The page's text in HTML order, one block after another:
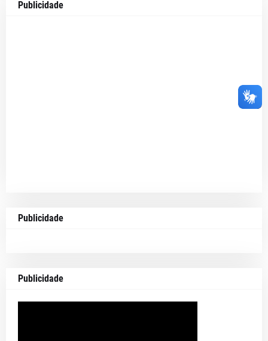
Publicidade
Publicidade
Publicidade